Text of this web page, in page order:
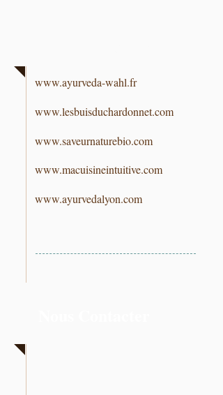
www.ayurveda-wahl.fr
www.lesbuisduchardonnet.com
www.saveurnaturebio.com
www.macuisineintuitive.com
www.ayurvedalyon.com